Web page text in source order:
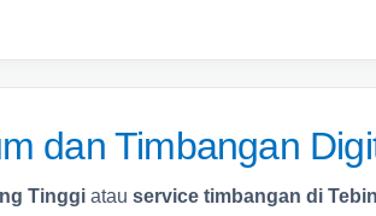
dan Timbangan
Tinggi atau service timbangan di